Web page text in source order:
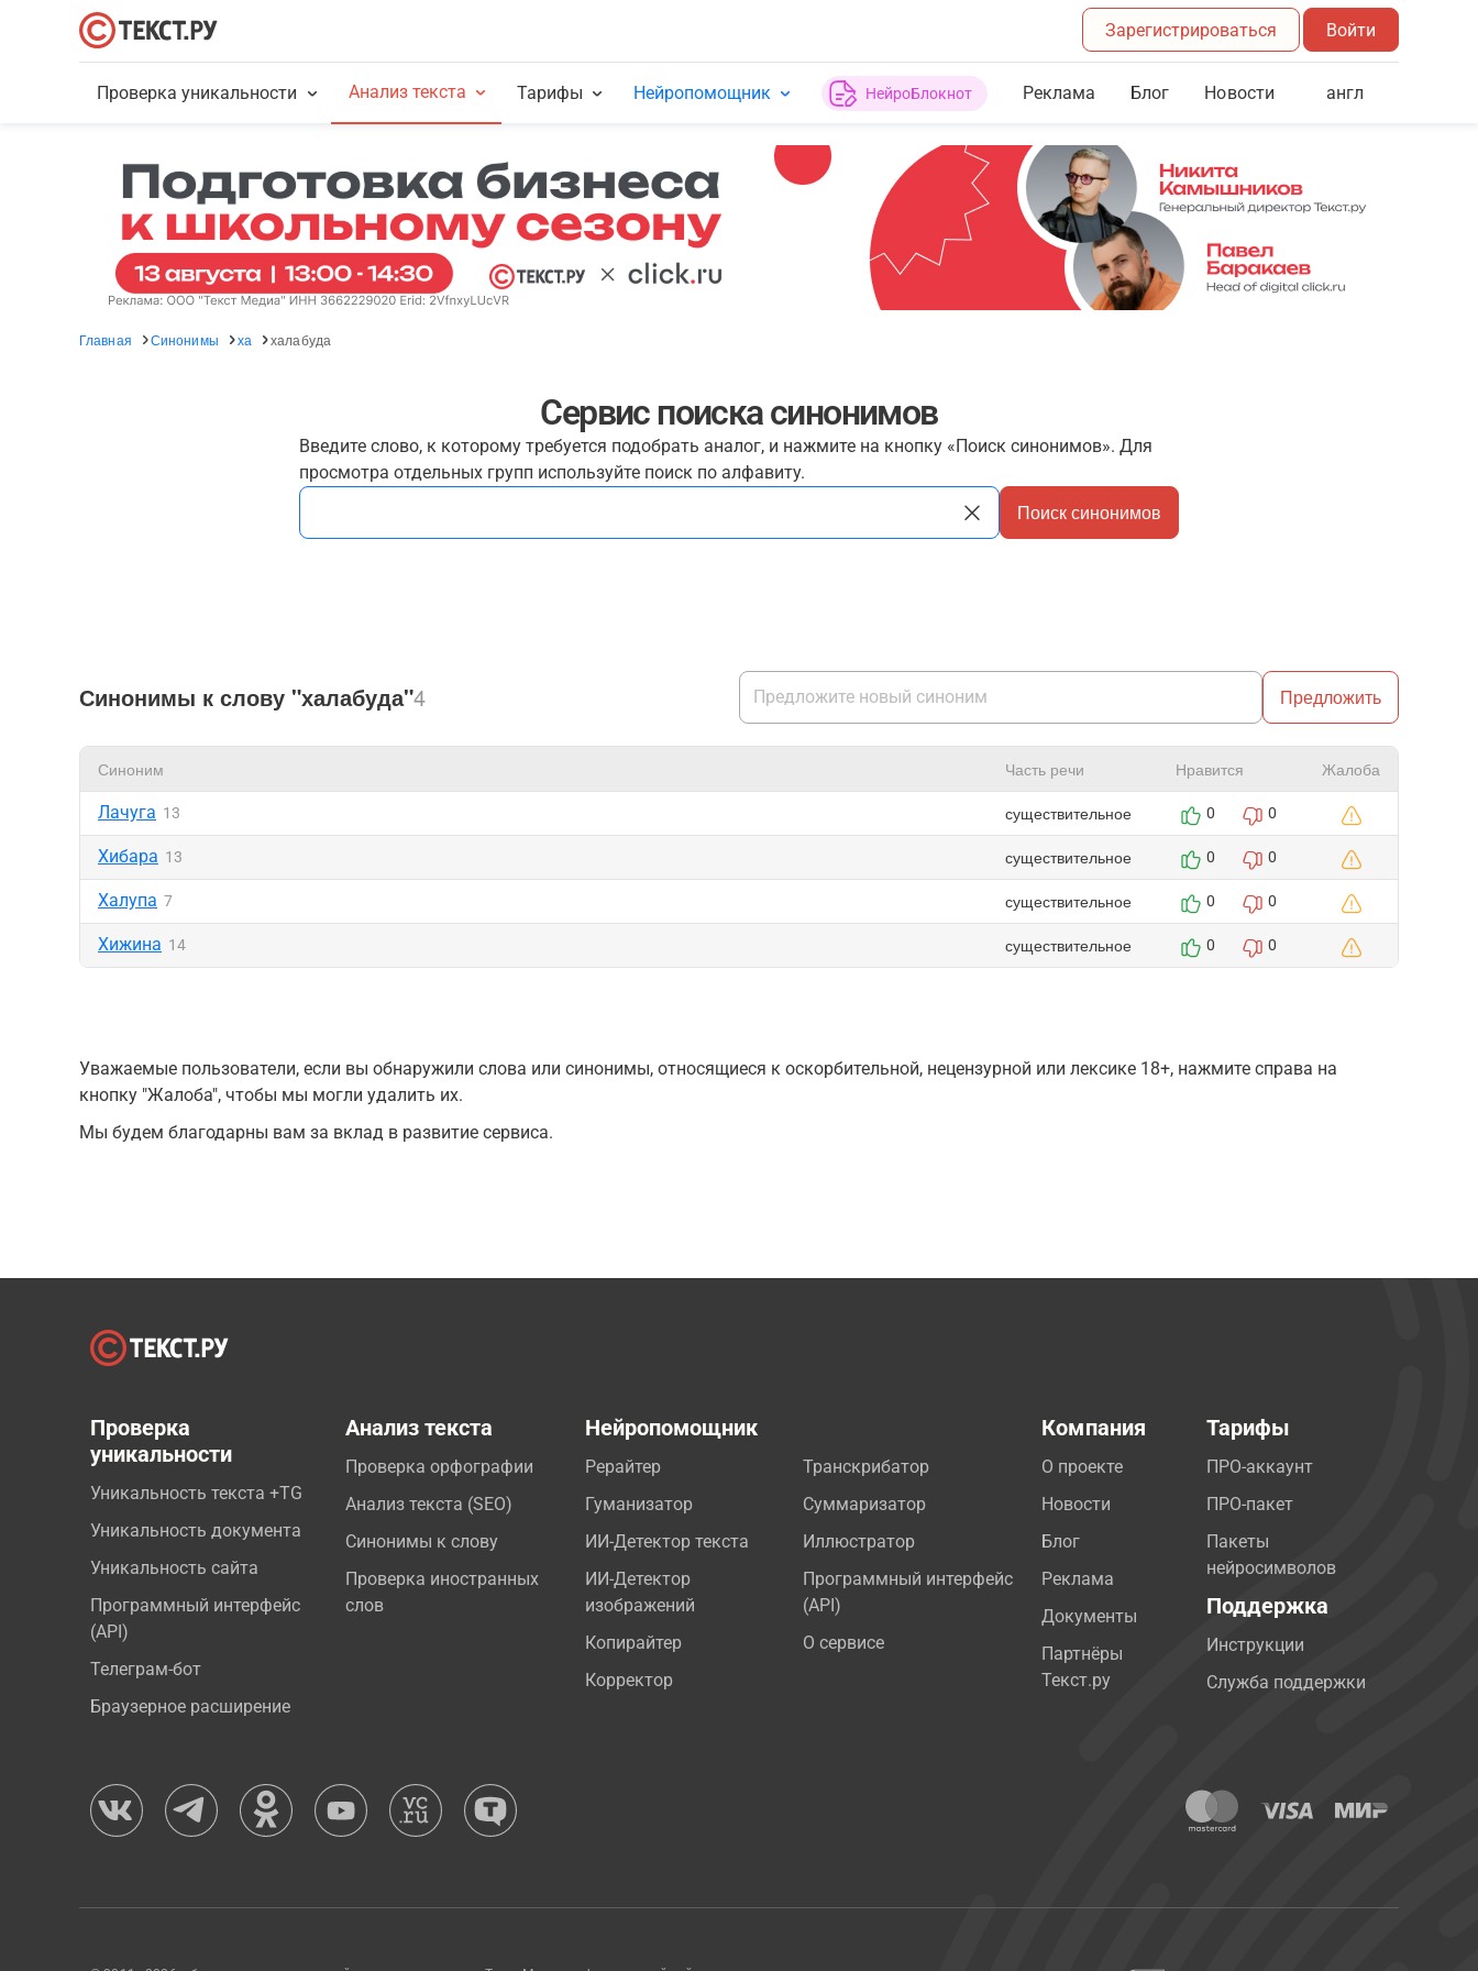
Зарегистрироваться Войти
Проверка уникальности Анализ текста Тарифы Нейропомощник НейроБлокнот Реклама Блог Новости англ
Главная Синонимы ха халабуда
Сервис поиска синонимов
Введите слово, к которому требуется подобрать аналог, и нажмите на кнопку «Поиск синонимов». Для
просмотра отдельных групп используйте поиск по алфавиту.
Поиск синонимов
Синонимы к слову "халабуда"4 Предложить
Синоним Часть речи Нравится Жалоба
Лачуга 13 существительное 0 0
Хибара 13 существительное 0 0
Халупа 7 существительное 0 0
Хижина 14 существительное 0 0
Уважаемые пользователи, если вы обнаружили слова или синонимы, относящиеся к оскорбительной, нецензурной или лексике 18+, нажмите справа на
кнопку "Жалоба", чтобы мы могли удалить их.
Мы будем благодарны вам за вклад в развитие сервиса.
Проверка
уникальности
Уникальность текста +TG
Уникальность документа
Уникальность сайта
Программный интерфейс
(API)
Телеграм-бот
Браузерное расширение
Анализ текста
Проверка орфографии
Анализ текста (SEO)
Синонимы к слову
Проверка иностранных
слов
Нейропомощник
Рерайтер
Гуманизатор
ИИ-Детектор текста
ИИ-Детектор
изображений
Копирайтер
Корректор
Транскрибатор
Суммаризатор
Иллюстратор
Программный интерфейс
(API)
О сервисе
Компания
О проекте
Новости
Блог
Реклама
Документы
Партнёры
Текст.ру
Тарифы
ПРО-аккаунт
ПРО-пакет
Пакеты
нейросимволов
Поддержка
Инструкции
Служба поддержки